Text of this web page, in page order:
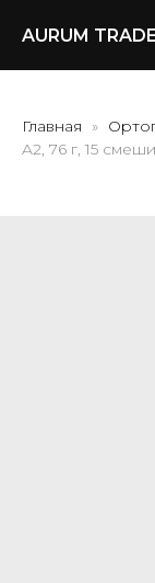
AURUM TRADE
Главная
A2, 76 г, 15